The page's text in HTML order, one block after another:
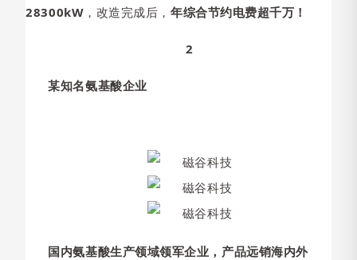
28300kW ，改造完成后，年综合节约电费超千万！
2
某知名氨基酸企业
国内氨基酸生产领域领军企业，产品远销海内外